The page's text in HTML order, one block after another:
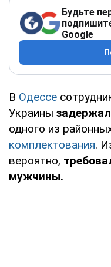
Будьте
Google
В Одессе
Украины
одного из
комплектования.
вероятно,
мужчины.